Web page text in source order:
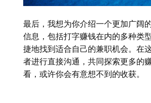
最后，我想为你介绍一个更加广
信息，包括打字赚钱在内的多种类
捷地找到适合自己的兼职机会。在
者进行直接沟通，共同探索更多的
看，或许你会有意想不到的收获。